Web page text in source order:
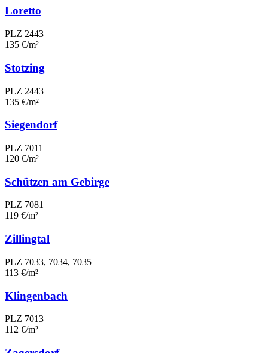
Loretto
PLZ 2443
135 €/m²
Stotzing
PLZ 2443
135 €/m²
Siegendorf
PLZ 7011
120 €/m²
Schützen am Gebirge
PLZ 7081
119 €/m²
Zillingtal
PLZ 7033, 7034, 7035
113 €/m²
Klingenbach
PLZ 7013
112 €/m²